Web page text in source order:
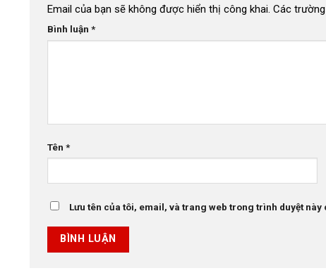
Email của bạn sẽ không được hiển thị công khai. Các
Bình luận *
Tên *
Lưu tên của tôi, email, và trang web trong trình duyệt này